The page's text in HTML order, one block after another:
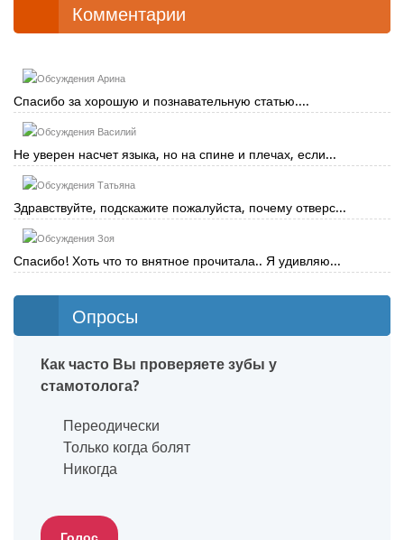
Комментарии
Арина
Спасибо за хорошую и познавательную статью....
Василий
Не уверен насчет языка, но на спине и плечах, если...
Татьяна
Здравствуйте, подскажите пожалуйста, почему отверс...
Зоя
Спасибо! Хоть что то внятное прочитала.. Я удивляю...
Опросы
Как часто Вы проверяете зубы у
стамотолога?
Переодически
Только когда болят
Никогда